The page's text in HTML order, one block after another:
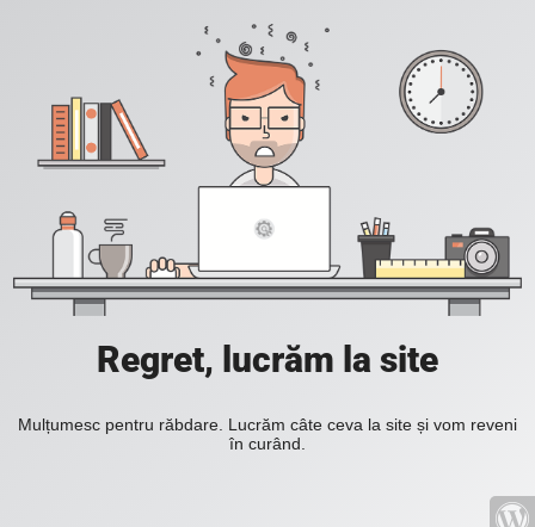
Regret, lucrăm la site
Mulțumesc pentru răbdare. Lucrăm câte ceva la site și vom reveni
în curând.